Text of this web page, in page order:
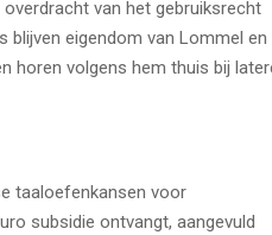
van het gebruiksrecht
blijven eigendom van Lommel en
horen volgens hem thuis bij
taaloefenkansen voor
subsidie ontvangt, aangevuld